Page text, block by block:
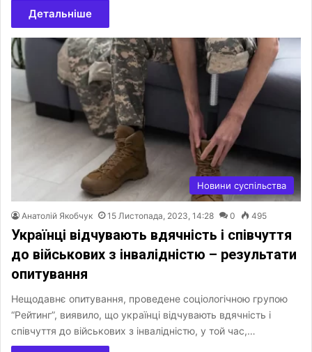
Детальніше
Новини суспільства
Анатолій Якобчук 15 Листопада, 2023, 14:28 0 495
Українці відчувають вдячність і співчуття
до військових з інвалідністю – результати
опитування
Нещодавнє опитування, проведене соціологічною групою
“Рейтинг”, виявило, що українці відчувають вдячність і
співчуття до військових з інвалідністю, у той час,…